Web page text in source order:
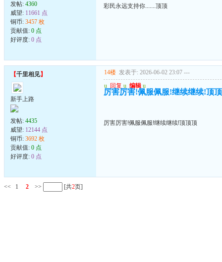
发帖: 4360
威望: 11661 点
铜币: 3457 枚
贡献值: 0 点
好评度: 0 点
彩民永远支持你.......顶顶
【千里相见】
新手上路
发帖: 4435
威望: 12144 点
铜币: 3692 枚
贡献值: 0 点
好评度: 0 点
14楼 发表于: 2026-06-02 23:07 ---
u 回复 u 编辑 u
厉害厉害!佩服佩服!继续继续!顶
厉害厉害!佩服佩服!继续继续!顶顶顶
<< 1 2 >> [共2页]